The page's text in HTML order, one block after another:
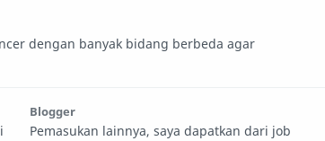
dengan banyak bidang berbeda agar
Blogger
Pemasukan lainnya, saya dapatkan dari job